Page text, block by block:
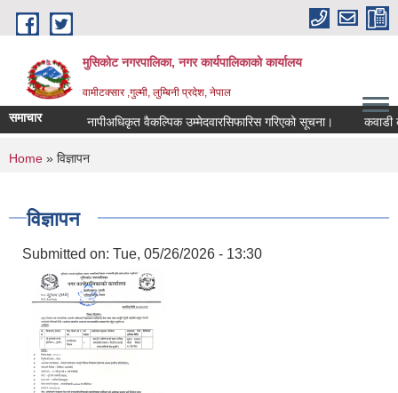
Skip to main content
मुसिकोट नगरपालिका, नगर कार्यपालिकाकाे कार्यालय
वामीटक्सार ,गुल्मी, लुम्बिनी प्रदेश, नेपाल
समाचार नापीअधिकृत वैकल्पिक उम्मेदवारसिफारिस गरिएको सूचना। कवाडी
You are here
Home » विज्ञापन
विज्ञापन
Submitted on: Tue, 05/26/2026 - 13:30